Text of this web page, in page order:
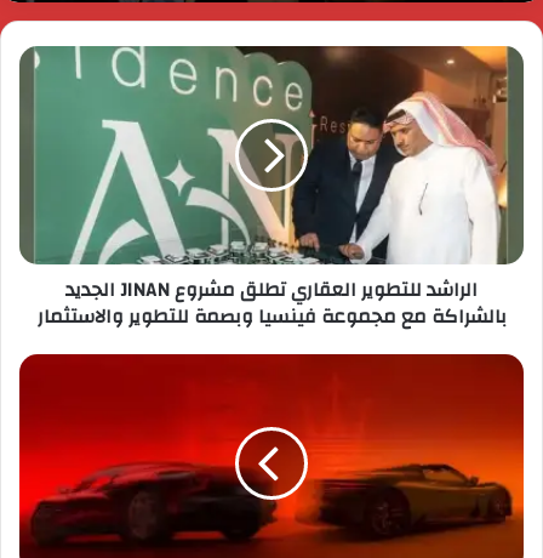
الراشد للتطوير العقاري تطلق مشروع JINAN الجديد
بالشراكة مع مجموعة فينسيا وبصمة للتطوير والاستثمار